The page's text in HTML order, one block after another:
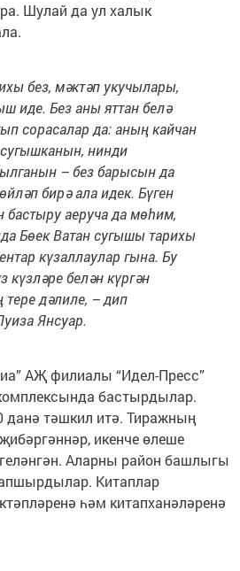
Шулай да ул халык
без, мәктәп укучылары,
иде. Без аны яттан белә
сорасалар да: аның кайчан
нинди
– без барысын да
бирә ала идек. Бүген
бастыру аеруча да мөһим,
Бөек Ватан сугышы тарихы
күзаллаулар гына. Бу
күзләре белән күргән
дәлиле, – дип
Янсуар.
АҖ филиалы “Идел-Пресс”
бастырдылар.
тәшкил итә. Тиражның
икенче өлеше
Аларны район башлыгы
Китаплар
һәм китапханәләренә